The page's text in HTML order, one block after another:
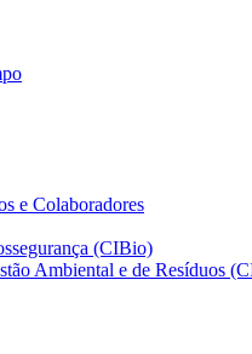
e Colaboradores
(CIBio)
Ambiental e de Resíduos